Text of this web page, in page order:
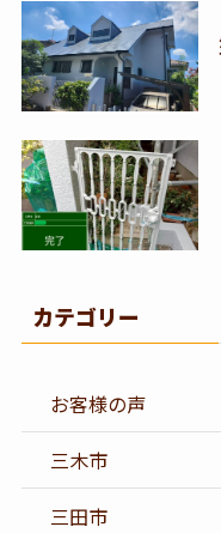
カテゴリー
お客様の声
三木市
三田市